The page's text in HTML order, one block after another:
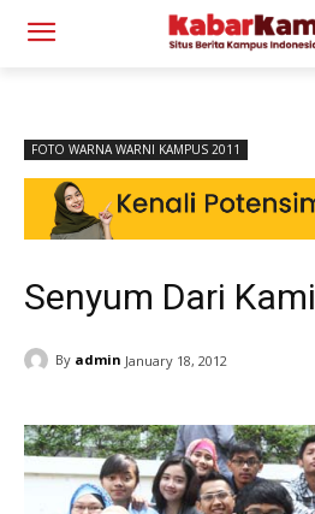
FOTO WARNA WARNI KAMPUS 2011
Senyum Dari Kami
By admin January 18, 2012